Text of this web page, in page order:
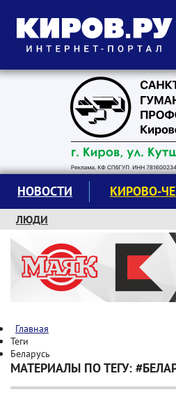
Следите за новостями:
НОВОСТИ КИРОВО-
ЛЮДИ
КРУЖКИ И СЕКЦИИ
ЗАВОДУ "МАЯК" 85 ЛЕТ
ЭКОЛОГИЯ
Главная
Теги
Беларусь
МАТЕРИАЛЫ ПО ТЕГУ: